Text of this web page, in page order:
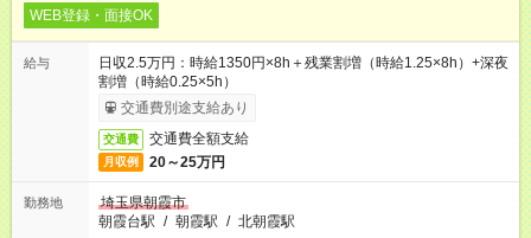
WEB登録・面接OK
給与
日収2.5万円：時給1350円×8h＋残業割増（時給1.25×8h）+深夜
割増（時給0.25×5h）
交通費別途支給あり
交通費 交通費全額支給
月収例 20～25万円
勤務地
埼玉県朝霞市
朝霞台駅 / 朝霞駅 / 北朝霞駅